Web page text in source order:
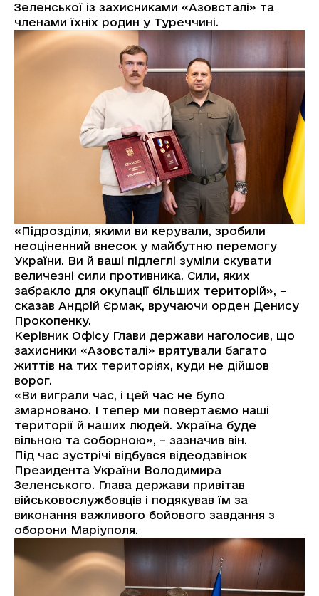
Зеленської із захисниками «Азовсталі» та
членами їхніх родин у Туреччині.
«Підрозділи, якими ви керували, зробили
неоціненний внесок у майбутню перемогу
України. Ви й ваші підлеглі зуміли скувати
величезні сили противника. Сили, яких
забракло для окупації більших територій», –
сказав Андрій Єрмак, вручаючи орден Денису
Прокопенку.
Керівник Офісу Глави держави наголосив, що
захисники «Азовсталі» врятували багато
життів на тих територіях, куди не дійшов
ворог.
«Ви виграли час, і цей час не було
змарновано. І тепер ми повертаємо наші
території й наших людей. Україна буде
вільною та соборною», – зазначив він.
Під час зустрічі відбувся відеодзвінок
Президента України Володимира
Зеленського. Глава держави привітав
військовослужбовців і подякував їм за
виконання важливого бойового завдання з
оборони Маріуполя.